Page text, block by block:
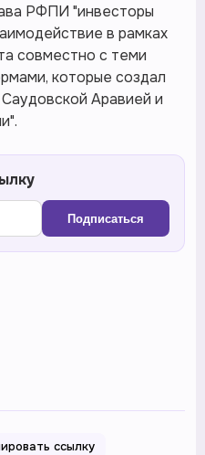
РФПИ "инвесторы
в рамках
совместно с теми
которые создал
Аравией и
Подписаться
ссылку